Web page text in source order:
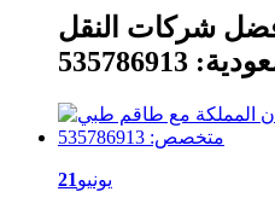
شركات النقل
21يونيو